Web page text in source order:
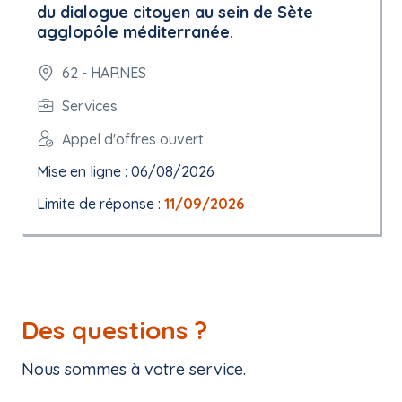
du dialogue citoyen au sein de Sète
agglopôle méditerranée.
62 - HARNES
Services
Appel d'offres ouvert
Mise en ligne : 06/08/2026
Limite de réponse : 11/09/2026
Des questions ?
Nous sommes à votre service.